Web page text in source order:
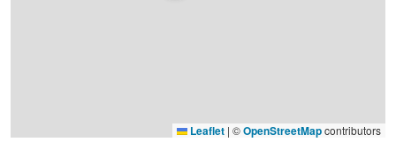
Leaflet | ©OpenStreetMapcontributors